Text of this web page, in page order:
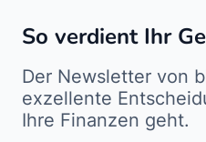
So verdient Ihr
Der Newsletter von
exzellente
Ihre Finanzen geht.